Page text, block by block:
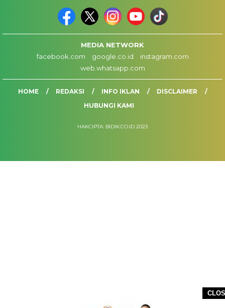
MEDIA NETWORK
facebook.com
google.co.id
instagram.com
web.whatsapp.com
HOME REDAKSI INFO IKLAN
DISCLAIMER
HUBUNGI KAMI
HAKCIPTA: BIDIK.CO.ID 2023